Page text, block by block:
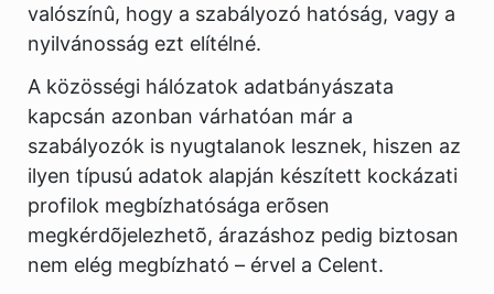
valószínû, hogy a szabályozó hatóság, vagy a
nyilvánosság ezt elítélné.
A közösségi hálózatok adatbányászata
kapcsán azonban várhatóan már a
szabályozók is nyugtalanok lesznek, hiszen az
ilyen típusú adatok alapján készített kockázati
profilok megbízhatósága erõsen
megkérdõjelezhetõ, árazáshoz pedig biztosan
nem elég megbízható – érvel a Celent.